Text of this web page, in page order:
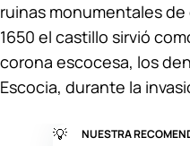
ruinas monumentales
1650 el castillo sirvió
corona escocesa, los
Escocia, durante la
💡 NUESTRA